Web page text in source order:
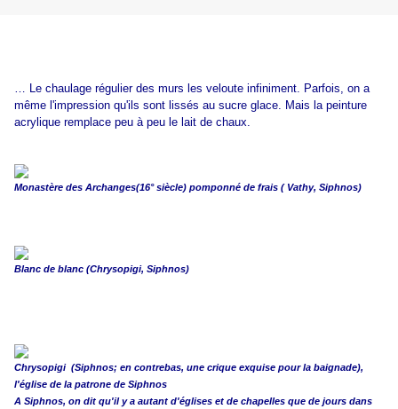
… Le chaulage régulier des murs les veloute infiniment. Parfois, on a
même l'impression qu'ils sont lissés au sucre glace. Mais la peinture
acrylique remplace peu à peu le lait de chaux.
Monastère des Archanges(16° siècle) pomponné de frais ( Vathy, Siphnos)
Blanc de blanc (Chrysopigi, Siphnos)
Chrysopigi (Siphnos; en contrebas, une crique exquise pour la baignade),
l'église de la patrone de Siphnos
A Siphnos, on dit qu'il y a autant d'églises et de chapelles que de jours dans